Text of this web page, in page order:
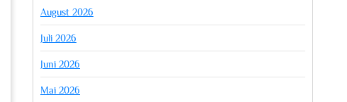
August 2026
Juli 2026
Juni 2026
Mai 2026